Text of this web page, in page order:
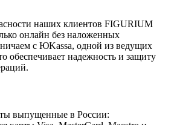
наших клиентов FIGURIUM
онлайн без наложенных
с ЮKassa, одной из ведущих
обеспечивает надежность и защиту
выпущенные в России: